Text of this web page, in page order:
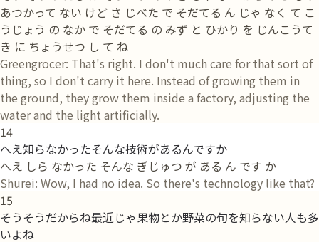
あつかって ない けど さ じべた で そだてる ん じゃ なく て こ
うじょう の なか で そだてる の みず と ひかり を じんこうて
き に ちょうせつ し て ね
Greengrocer: That's right. I don't much care for that sort of
thing, so I don't carry it here. Instead of growing them in
the ground, they grow them inside a factory, adjusting the
water and the light artificially.
14
へえ知らなかったそんな技術があるんですか
へえ しら なかった そんな ぎじゅつ が ある ん です か
Shurei: Wow, I had no idea. So there's technology like that?
15
そうそうだからね最近じゃ果物とか野菜の旬を知らない人も多
いよね